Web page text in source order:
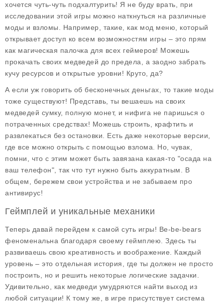
хочется чуть-чуть подхалтурить! Я не буду врать, при
исследовании этой игры можно наткнуться на различные
моды и взломы. Например, такие, как мод меню, который
открывает доступ ко всем возможностям игры – это прям
как магическая палочка для всех геймеров! Можешь
прокачать своих медведей до предела, а заодно забрать
кучу ресурсов и открытые уровни! Круто, да?
А если уж говорить об бесконечных деньгах , то такие моды
тоже существуют! Представь, ты вешаешь на своих
медведей сумку, полную монет, и нифига не паришься о
потраченных средствах! Можешь строить, крафтить и
развлекаться без остановки. Есть даже некоторые версии,
где все можно открыть с помощью взлома. Но, чувак,
помни, что с этим может быть завязана какая-то "осада на
ваш телефон", так что тут нужно быть аккуратным. В
общем, бережем свои устройства и не забываем про
антивирус!
Геймплей и уникальные механики
Теперь давай перейдем к самой суть игры! Be-be-bears
феноменальна благодаря своему геймплею. Здесь ты
развиваешь свою креативность и воображение. Каждый
уровень – это отдельная история, где ты должен не просто
построить, но и решить некоторые логические задачки.
Удивительно, как медведи умудряются найти выход из
любой ситуации! К тому же, в игре присутствует система